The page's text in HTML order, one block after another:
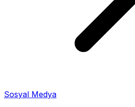
Sosyal Medya